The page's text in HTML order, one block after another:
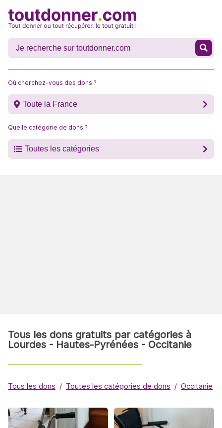
Où cherchez-vous des dons ?
Toute la France
Quelle catégorie de dons ?
Toutes les catégories
Tous les dons gratuits par catégories à
Lourdes - Hautes-Pyrénées - Occitanie
Tous les dons Toutes les catégories de dons Occitanie